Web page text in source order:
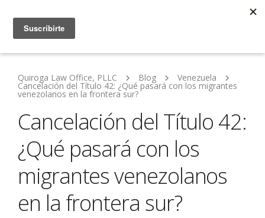
Quiroga Law Office, PLLC Blog Venezuela
Cancelación del Título 42: ¿Qué pasará con los migrantes
venezolanos en la frontera sur?
Cancelación del Título 42:
¿Qué pasará con los
migrantes venezolanos
en la frontera sur?